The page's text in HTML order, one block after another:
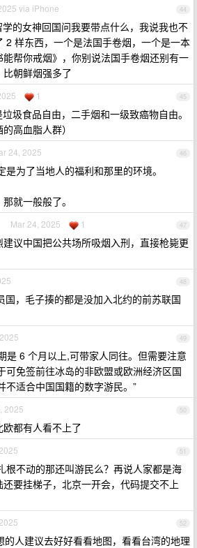
44
via iPhone
学的女神回国问我要带点什么，我说我也不
2 样东西，一个是法国手卷烟，一个是一本
帮你戒烟》，你别说法国手卷烟还别有一
朝鲜烟强多了
45
1
圾食品自由，二手烟和一级致癌物自由。
高血脂人群）
46
24, 2025
为了当地人的福利和那里的环境。
就一般般了。
47
Mar 24, 2025 1
议中国把公共场所吸烟入刑，直接枪毙更
48
国，毛子揍的都是没加入北约的前苏联国
49
是 6 个月以上,可带家人同往。但需要注意
可免签前往冰岛的非欧盟或欧洲经济区国
不适合中国国籍的数字游民。”
50
2025
都有人看不上了
51
根不动的那还叫游民么？再说人家都是海
要挂梯子，北京一开会，代码提交不上
52
的人建议去好好看看地图，看看台湾的地理